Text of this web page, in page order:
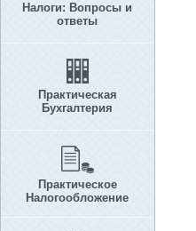
Налоги: Вопросы и
ответы
Практическая
Бухгалтерия
Практическое
Налогообложение